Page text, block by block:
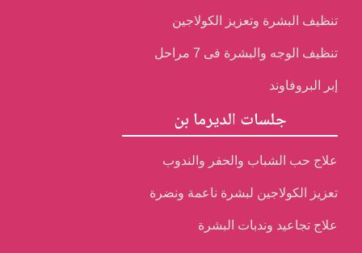
تنظيف البشرة وتعزيز الكولاجين
تنظيف الوجه والبشرة فى 7 مراحل
إبر البروفاوند
جلسات الديرما بن
علاج حب الشباب والحفر والندوب
تعزيز الكولاجين لبشرة ناعمة ونضرة
علاج تجاعيد وندبات البشرة